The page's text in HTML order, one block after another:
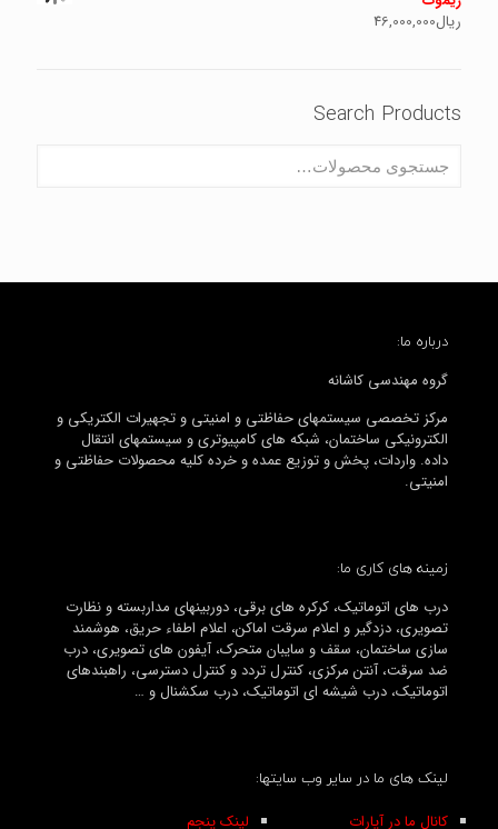
ریال46,000,000
Search Products
درباره ما:
گروه مهندسی کاشانه
مرکز تخصصی سیستمهای حفاظتی و امنیتی و تجهیرات الکتریکی و
الکترونیکی ساختمان، شبکه های کامپیوتری و سیستمهای انتقال
داده. واردات، پخش و توزیع عمده و خرده کلیه محصولات حفاظتی و
امنیتی.
زمینه های کاری ما:
درب های اتوماتیک، کرکره های برقی، دوربینهای مداربسته و نظارت
تصویری، دزدگیر و اعلام سرقت اماکن، اعلام اطفاء حریق، هوشمند
سازی ساختمان، سقف و سایبان متحرک، آیفون های تصویری، درب
ضد سرقت، آنتن مرکزی، کنترل تردد و کنترل دسترسی، راهبندهای
اتوماتیک، درب شیشه ای اتوماتیک، درب سکشنال و …
لینک های ما در سایر وب سایتها:
لینک پنجم کانال ما در آپارات